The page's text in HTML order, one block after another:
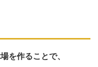
を作ることで、